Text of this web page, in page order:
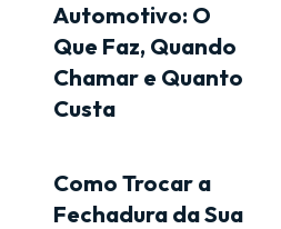
Automotivo: O
Que Faz, Quando
Chamar e Quanto
Custa
Como Trocar a
Fechadura da Sua